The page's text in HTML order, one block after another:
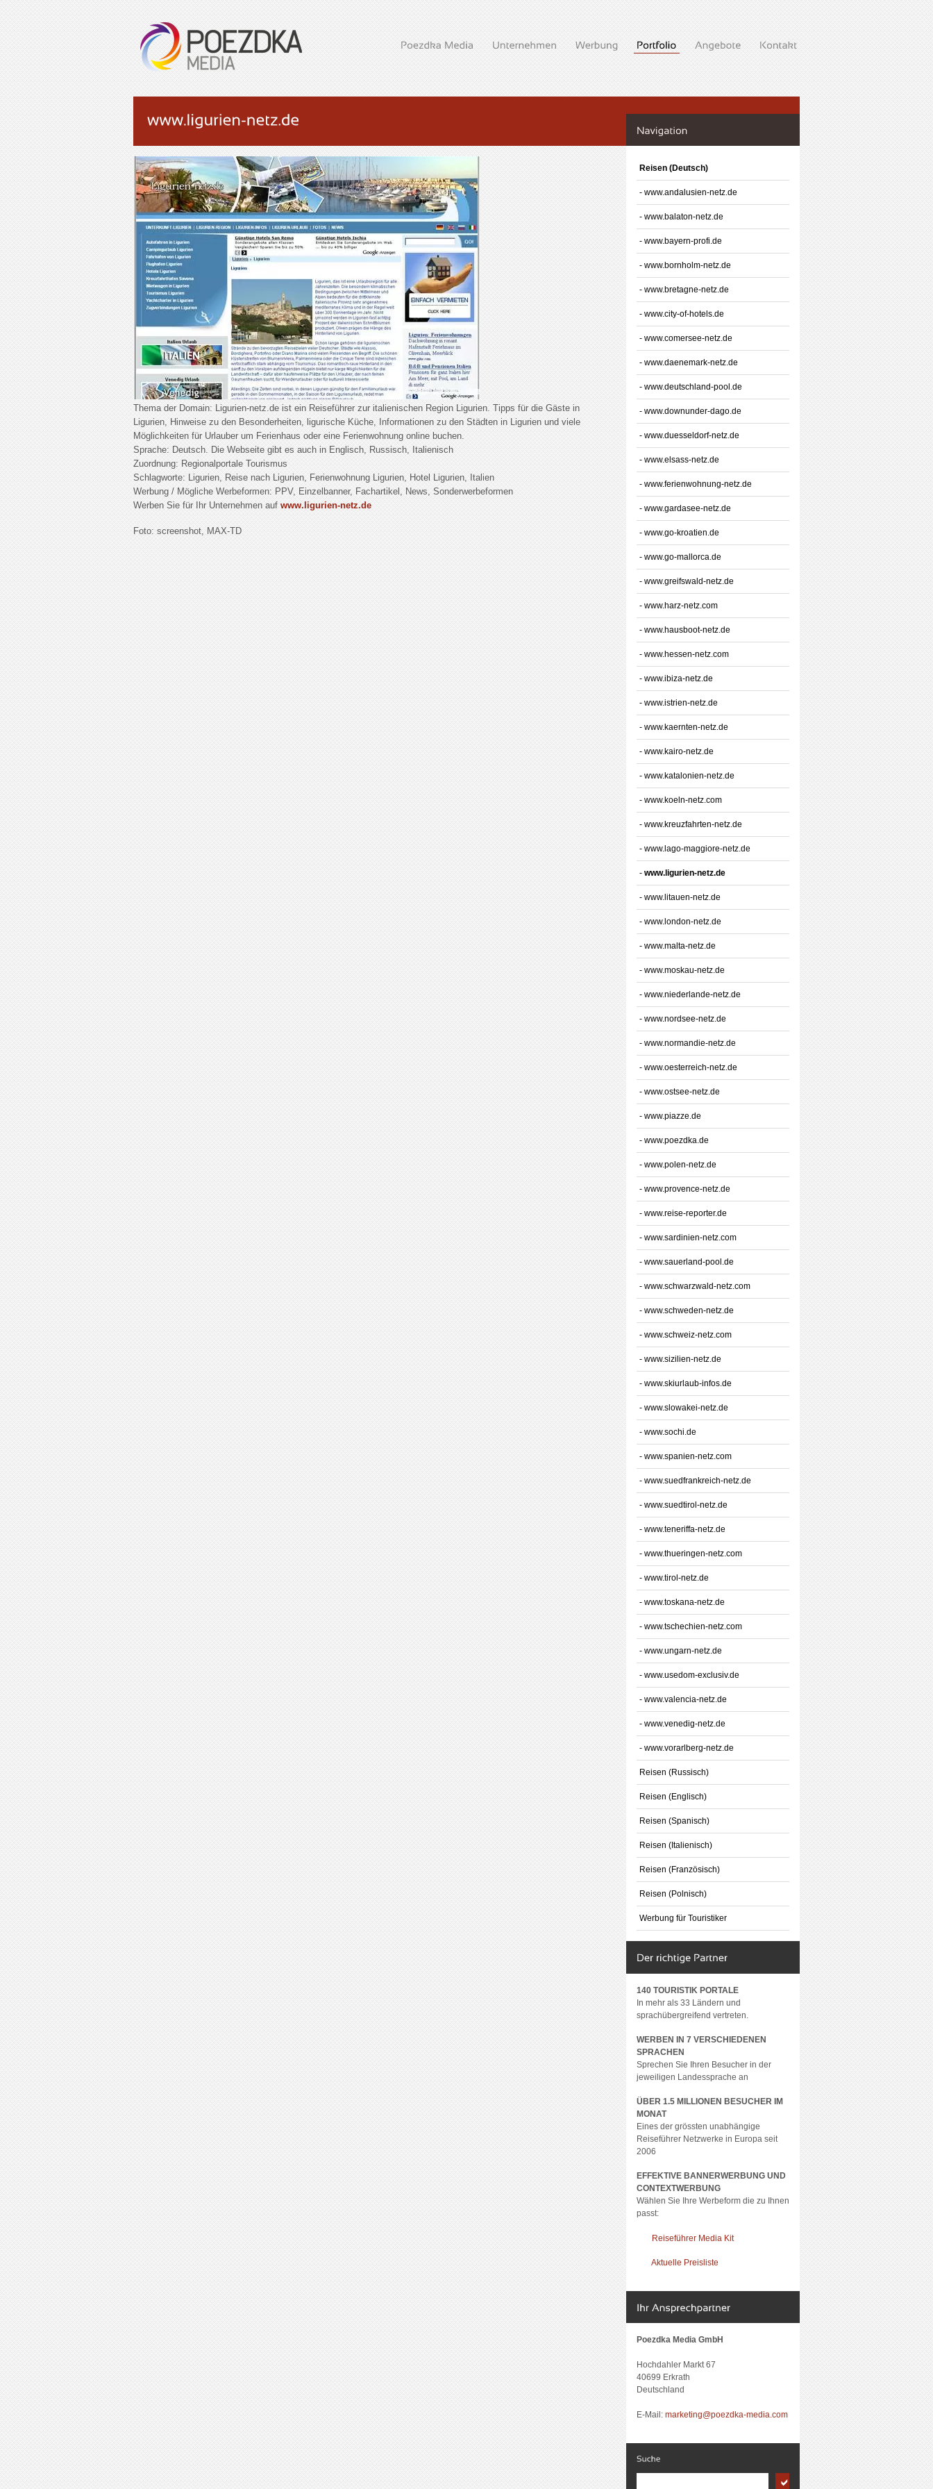
Thema der Domain: Ligurien-netz.de ist ein Reiseführer zur italienischen Region Ligurien. Tipps für die Gäste in
Ligurien, Hinweise zu den Besonderheiten, ligurische Küche, Informationen zu den Städten in Ligurien und viele
Möglichkeiten für Urlauber um Ferienhaus oder eine Ferienwohnung online buchen.
Sprache: Deutsch. Die Webseite gibt es auch in Englisch, Russisch, Italienisch
Zuordnung: Regionalportale Tourismus
Schlagworte: Ligurien, Reise nach Ligurien, Ferienwohnung Ligurien, Hotel Ligurien, Italien
Werbung / Mögliche Werbeformen: PPV, Einzelbanner, Fachartikel, News, Sonderwerbeformen
Werben Sie für Ihr Unternehmen auf www.ligurien-netz.de
Foto: screenshot, MAX-TD
Reisen (Deutsch)
- www.andalusien-netz.de
- www.balaton-netz.de
- www.bayern-profi.de
- www.bornholm-netz.de
- www.bretagne-netz.de
- www.city-of-hotels.de
- www.comersee-netz.de
- www.daenemark-netz.de
- www.deutschland-pool.de
- www.downunder-dago.de
- www.duesseldorf-netz.de
- www.elsass-netz.de
- www.ferienwohnung-netz.de
- www.gardasee-netz.de
- www.go-kroatien.de
- www.go-mallorca.de
- www.greifswald-netz.de
- www.harz-netz.com
- www.hausboot-netz.de
- www.hessen-netz.com
- www.ibiza-netz.de
- www.istrien-netz.de
- www.kaernten-netz.de
- www.kairo-netz.de
- www.katalonien-netz.de
- www.koeln-netz.com
- www.kreuzfahrten-netz.de
- www.lago-maggiore-netz.de
- www.ligurien-netz.de
- www.litauen-netz.de
- www.london-netz.de
- www.malta-netz.de
- www.moskau-netz.de
- www.niederlande-netz.de
- www.nordsee-netz.de
- www.normandie-netz.de
- www.oesterreich-netz.de
- www.ostsee-netz.de
- www.piazze.de
- www.poezdka.de
- www.polen-netz.de
- www.provence-netz.de
- www.reise-reporter.de
- www.sardinien-netz.com
- www.sauerland-pool.de
- www.schwarzwald-netz.com
- www.schweden-netz.de
- www.schweiz-netz.com
- www.sizilien-netz.de
- www.skiurlaub-infos.de
- www.slowakei-netz.de
- www.sochi.de
- www.spanien-netz.com
- www.suedfrankreich-netz.de
- www.suedtirol-netz.de
- www.teneriffa-netz.de
- www.thueringen-netz.com
- www.tirol-netz.de
- www.toskana-netz.de
- www.tschechien-netz.com
- www.ungarn-netz.de
- www.usedom-exclusiv.de
- www.valencia-netz.de
- www.venedig-netz.de
- www.vorarlberg-netz.de
Reisen (Russisch)
Reisen (Englisch)
Reisen (Spanisch)
Reisen (Italienisch)
Reisen (Französisch)
Reisen (Polnisch)
Werbung für Touristiker
140 TOURISTIK PORTALE
In mehr als 33 Ländern und
sprachübergreifend vertreten.
WERBEN IN 7 VERSCHIEDENEN
SPRACHEN
Sprechen Sie Ihren Besucher in der
jeweiligen Landessprache an
ÜBER 1.5 MILLIONEN BESUCHER IM
MONAT
Eines der grössten unabhängige
Reiseführer Netzwerke in Europa seit
2006
EFFEKTIVE BANNERWERBUNG UND
CONTEXTWERBUNG
Wählen Sie Ihre Werbeform die zu Ihnen
passt:
Reiseführer Media Kit
Aktuelle Preisliste
Poezdka Media GmbH
Hochdahler Markt 67
40699 Erkrath
Deutschland
E-Mail: marketing@poezdka-media.com